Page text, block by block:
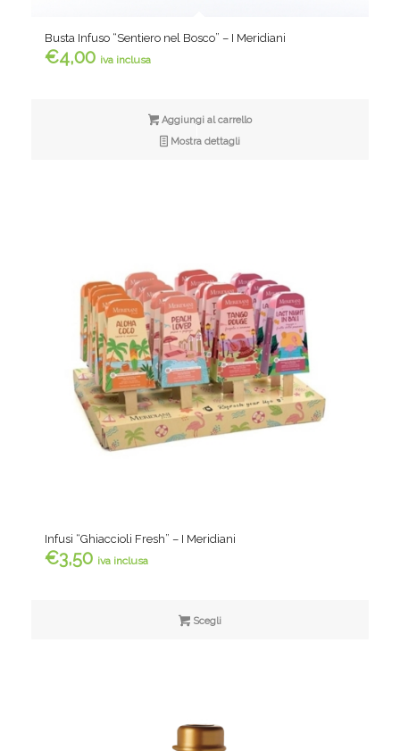
Busta Infuso “Sentiero nel Bosco” – I Meridiani
€4,00 iva inclusa
Aggiungi al carrello
Mostra dettagli
Infusi “Ghiaccioli Fresh” – I Meridiani
€3,50 iva inclusa
Scegli